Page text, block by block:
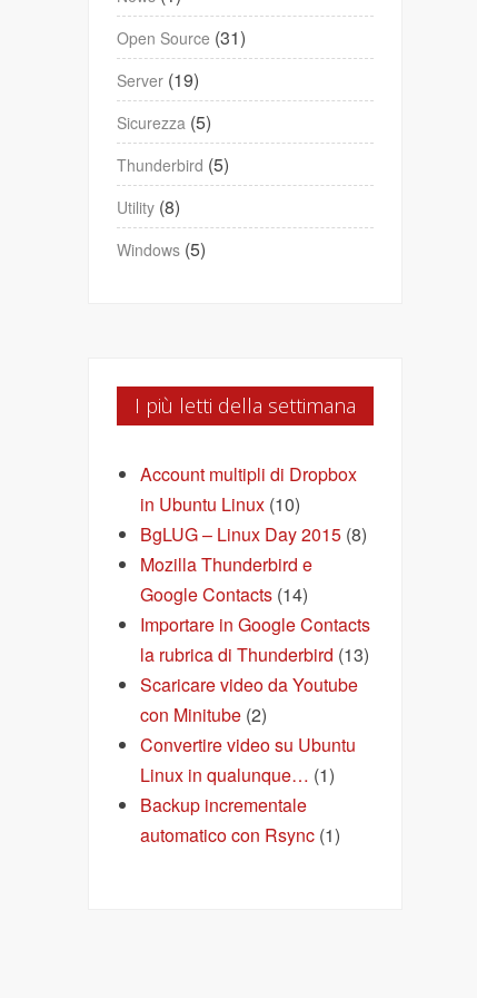
Open Source (31)
Server (19)
Sicurezza (5)
Thunderbird (5)
Utility (8)
Windows (5)
I più letti della settimana
Account multipli di Dropbox
in Ubuntu Linux (10)
BgLUG – Linux Day 2015 (8)
Mozilla Thunderbird e
Google Contacts (14)
Importare in Google Contacts
la rubrica di Thunderbird (13)
Scaricare video da Youtube
con Minitube (2)
Convertire video su Ubuntu
Linux in qualunque… (1)
Backup incrementale
automatico con Rsync (1)